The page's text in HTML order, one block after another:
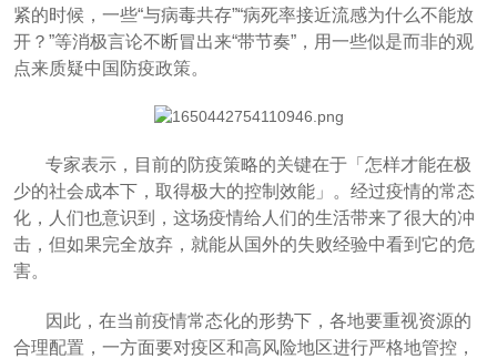
紧的时候，一些“与病毒共存”“病死率接近流感为什么不能放
开？”等消极言论不断冒出来“带节奏”，用一些似是而非的观
点来质疑中国防疫政策。
专家表示，目前的防疫策略的关键在于「怎样才能在极
少的社会成本下，取得极大的控制效能」。经过疫情的常态
化，人们也意识到，这场疫情给人们的生活带来了很大的冲
击，但如果完全放弃，就能从国外的失败经验中看到它的危
害。
因此，在当前疫情常态化的形势下，各地要重视资源的
合理配置，一方面要对疫区和高风险地区进行严格地管控，